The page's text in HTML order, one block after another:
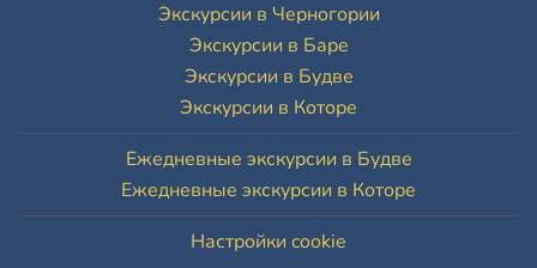
Экскурсии в Черногории
Экскурсии в Баре
Экскурсии в Будве
Экскурсии в Которе
Ежедневные экскурсии в Будве
Ежедневные экскурсии в Которе
Настройки cookie